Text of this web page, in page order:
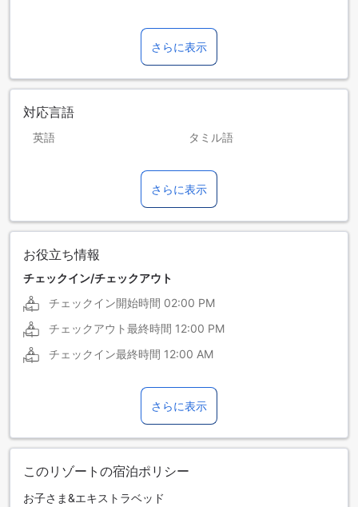
さらに表示
対応言語
英語 タミル語
さらに表示
お役立ち情報
チェックイン/チェックアウト
チェックイン開始時間 02:00 PM
チェックアウト最終時間 12:00 PM
チェックイン最終時間 12:00 AM
さらに表示
このリゾートの宿泊ポリシー
お子さま&エキストラベッド